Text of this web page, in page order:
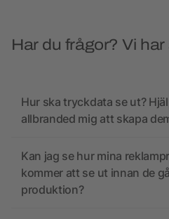
Har du frågor? Vi har
Hur ska tryckdata se ut?
allbranded mig att skapa
Kan jag se hur mina
kommer att se ut innan de
produktion?